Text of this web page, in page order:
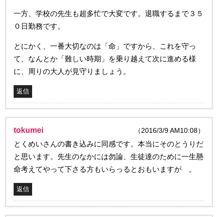
一方、学校の先生も超多忙で大変です。退職するまで３５
０日勤務です。
とにかく、一番大切なのは「命」ですから、これを守っ
て、なんとか「難しい時期」を乗り越えて次に進める様
に、周りの大人が見守りましょう。
返信
tokumei （2016/3/9 AM10:08）
とくめいさんの書き込みに同感です。本当にそのとうりだ
と思います。先生のなかには勿論、生徒達のために一生懸
命考えてやって下さる方もいらっるとおもいますが 。
返信